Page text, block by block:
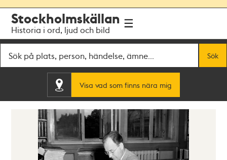
navigationen
huvudinnehållet
Stockholmskällan
Historia i ord, ljud och bild
Sök
Visa vad som finns nära mig